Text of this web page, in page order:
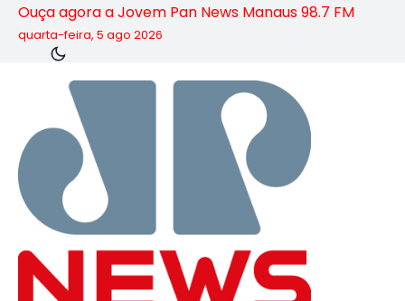
Ouça agora a Jovem Pan News Manaus 98.7 FM
quarta-feira, 5 ago 2026